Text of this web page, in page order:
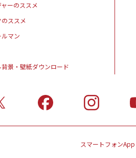
ーのススメ
ススメ
マン
景・壁紙ダウンロード
スマートフォンApp